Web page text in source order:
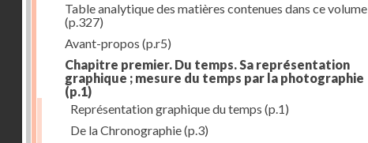
Table analytique des matières contenues dans ce volume
(p.327)
Avant-propos (p.r5)
Chapitre premier. Du temps. Sa représentation
graphique ; mesure du temps par la photographie
(p.1)
Représentation graphique du temps (p.1)
De la Chronographie(p.3)